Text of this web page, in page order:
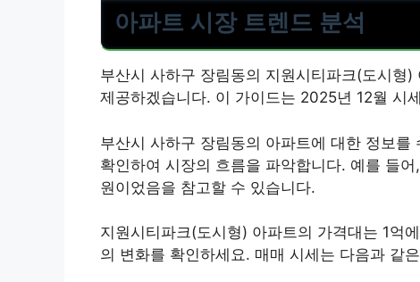
아파트 시장 트렌드 분석
부산시 사하구 장림동의 지원시티파크(도시형
제공하겠습니다. 이 가이드는 2025년 12월 시
부산시 사하구 장림동의 아파트에 대한 정보
확인하여 시장의 흐름을 파악합니다. 예를 들
원이었음을 참고할 수 있습니다.
지원시티파크(도시형) 아파트의 가격대는 1억
의 변화를 확인하세요. 매매 시세는 다음과 같